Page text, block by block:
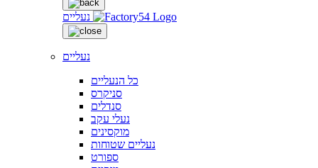
נעליים
נעליים
כל הנעליים
סניקרס
סנדלים
נעלי עקב
מוקסינים
נעליים שטוחות
ספורט